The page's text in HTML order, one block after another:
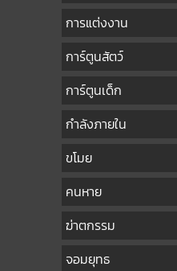
การแต่งงาน
การ์ตูนสัตว์
การ์ตูนเด็ก
กำลังภายใน
ขโมย
คนหาย
ฆ่าตกรรม
จอมยุทธ